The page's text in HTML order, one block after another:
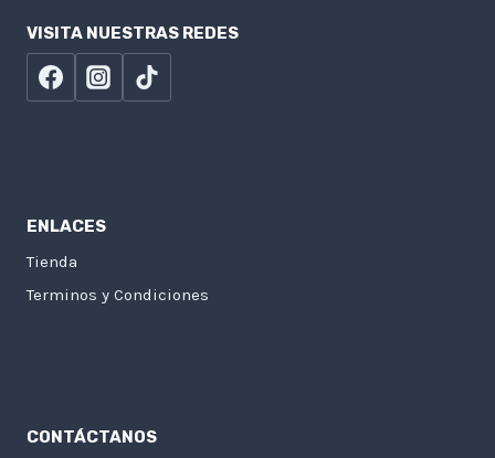
VISITA NUESTRAS REDES
ENLACES
Tienda
Terminos y Condiciones
CONTÁCTANOS